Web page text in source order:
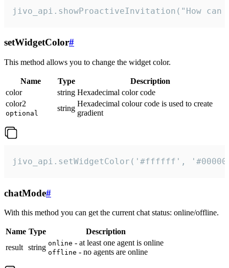
jivo_api.showProactiveInvitation("How
setWidgetColor#
This method allows you to change the widget color.
Name Type
Description
color
string Hexadecimal color code
color2
optional
string
Hexadecimal colour code is used to create
gradient
jivo_api.setWidgetColor('#ffffff',
chatMode#
With this method you can get the current chat status: online/offline.
Name Type
Description
result string online - at least one agent is online
offline - no agents are online